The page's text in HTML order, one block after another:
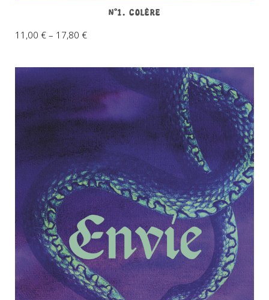
N°1. Colère
11,00 € – 17,80 €
Plage
de
prix :
11,00 €
à
22,00 €